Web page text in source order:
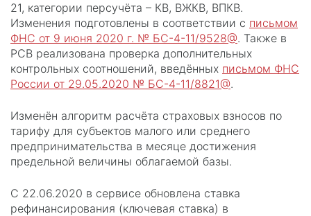
21, категории персучёта – КВ, ВЖКВ, ВПКВ.
Изменения подготовлены в соответствии с письмом
ФНС от 9 июня 2020 г. № БС-4-11/9528@. Также в
РСВ реализована проверка дополнительных
контрольных соотношений, введённых письмом ФНС
России от 29.05.2020 № БС-4-11/8821@.
Изменён алгоритм расчёта страховых взносов по
тарифу для субъектов малого или среднего
предпринимательства в месяце достижения
предельной величины облагаемой базы.
С 22.06.2020 в сервисе обновлена ставка
рефинансирования (ключевая ставка) в